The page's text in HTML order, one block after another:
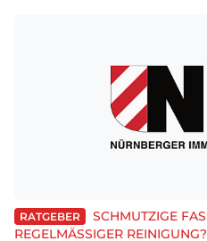
RATGEBER
SCHMUTZIGE
REGELMÄSSIGER REINIGUNG?